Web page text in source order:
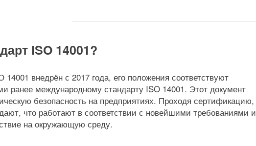
ISO 14001?
внедрён с 2017 года, его положения соответствуют
ранее международному стандарту ISO 14001. Этот документ
безопасность на предприятиях. Проходя сертификацию,
что работают в соответствии с новейшими требованиями и
на окружающую среду.